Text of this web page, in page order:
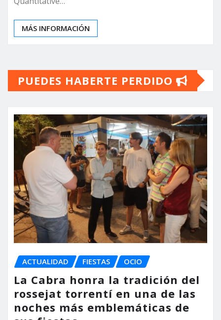
MÁS INFORMACIÓN
PUEDES HABERTE PERDIDO
ACTUALIDAD FIESTAS OCIO
La Cabra honra la tradición del
rossejat torrentí en una de las
noches más emblemáticas de